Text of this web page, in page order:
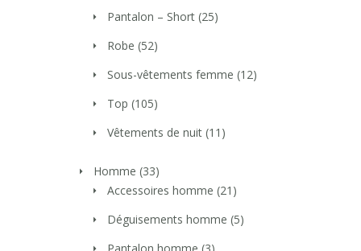
Pantalon – Short (25)
Robe (52)
Sous-vêtements femme (12)
Top (105)
Vêtements de nuit (11)
Homme (33)
Accessoires homme (21)
Déguisements homme (5)
Pantalon homme (3)